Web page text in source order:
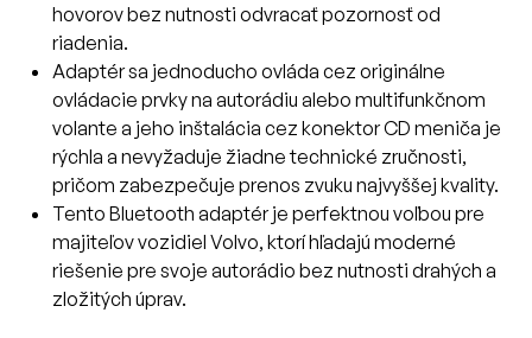
hovorov bez nutnosti odvracať pozornosť od
riadenia.
Adaptér sa jednoducho ovláda cez originálne
ovládacie prvky na autorádiu alebo multifunkčnom
volante a jeho inštalácia cez konektor CD meniča je
rýchla a nevyžaduje žiadne technické zručnosti,
pričom zabezpečuje prenos zvuku najvyššej kvality.
Tento Bluetooth adaptér je perfektnou voľbou pre
majiteľov vozidiel Volvo, ktorí hľadajú moderné
riešenie pre svoje autorádio bez nutnosti drahých a
zložitých úprav.